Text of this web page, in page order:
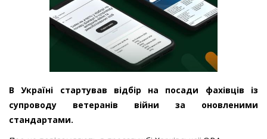
В Україні стартував відбір на посади фахівців із
супроводу ветеранів війни за оновленими
стандартами.